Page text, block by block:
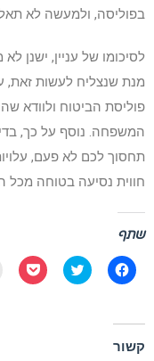
בפוליסה, ולמעשה לא
לסיכומו של עניין, ישנן
מנת שנצליח לעשות זאת,
פוליסת הביטוח ולוודא
המשפחה. נוסף על כך,
תחסוך לכם לא פעם,
חווית נסיעה בטוחה מכל
שתף
לחיצה
לשיתוף
בחלון
לחצו
כדי
לחצו
קשור